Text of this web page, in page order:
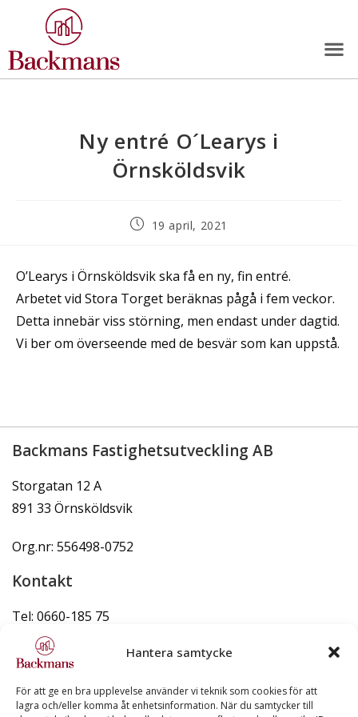
Hantera samtycke
För att ge en bra upplevelse använder vi teknik som cookies för att
lagra och/eller komma åt enhetsinformation. När du samtycker till
Ny entré O´Learys i
Örnsköldsvik
19 april, 2021
O’Learys i Örnsköldsvik ska få en ny, fin entré.
Arbetet vid Stora Torget beräknas pågå i fem veckor.
Detta innebär viss störning, men endast under dagtid.
Vi ber om överseende med de besvär som kan uppstå.
Backmans Fastighetsutveckling AB
Storgatan 12 A
891 33 Örnsköldsvik
Org.nr: 556498-0752
Kontakt
Tel: 0660-185 75
info@backmans.se